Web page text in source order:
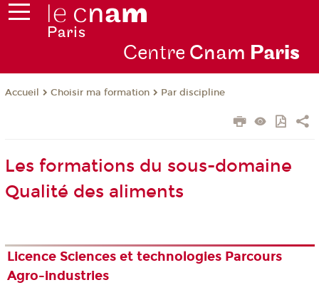
Centre Cnam Paris
Accueil Choisir ma formation Par discipline
Les formations du sous-domaine
Qualité des aliments
Licence Sciences et technologies Parcours
Agro-industries